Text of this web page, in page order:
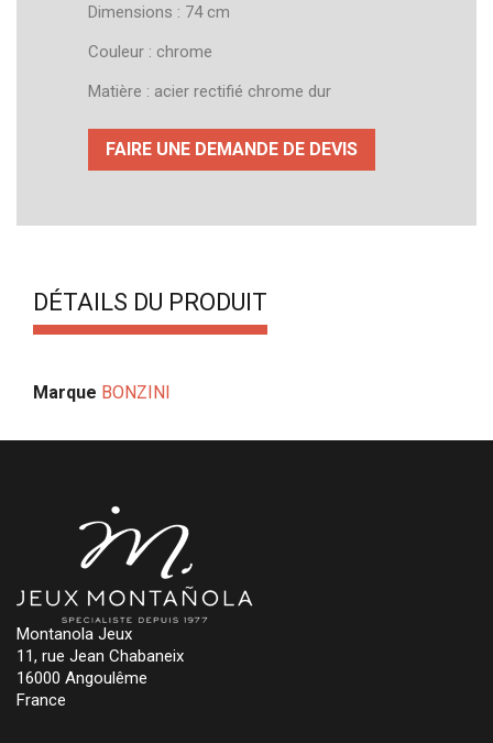
Dimensions : 74 cm
Couleur : chrome
Matière : acier rectifié chrome dur
FAIRE UNE DEMANDE DE DEVIS
DÉTAILS DU PRODUIT
Marque BONZINI
Montanola Jeux
11, rue Jean Chabaneix
16000 Angoulême
France